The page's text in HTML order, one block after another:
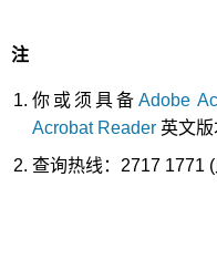
注
你或须具备 Adobe
Acrobat Reader 英文版
查询热线：2717 1771